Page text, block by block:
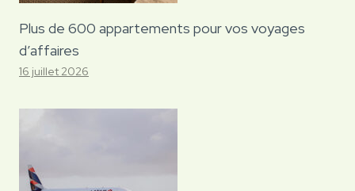
Plus de 600 appartements pour vos voyages
d’affaires
16 juillet 2026